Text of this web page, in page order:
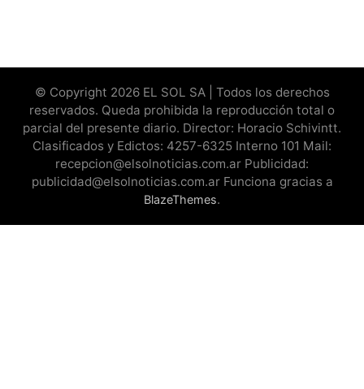
© Copyright 2026 EL SOL SA | Todos los derechos
reservados. Queda prohibida la reproducción total o
parcial del presente diario. Director: Horacio Schivintt.
Clasificados y Edictos: 4257-6325 Interno 101 Mail:
recepcion@elsolnoticias.com.ar Publicidad:
publicidad@elsolnoticias.com.ar Funciona gracias a
BlazeThemes.